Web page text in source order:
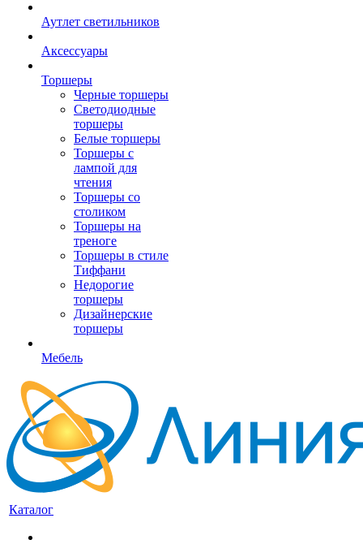
Аутлет светильников
Аксессуары
Торшеры
Черные торшеры
Светодиодные
торшеры
Белые торшеры
Торшеры с
лампой для
чтения
Торшеры со
столиком
Торшеры на
треноге
Торшеры в стиле
Тиффани
Недорогие
торшеры
Дизайнерские
торшеры
Мебель
Каталог